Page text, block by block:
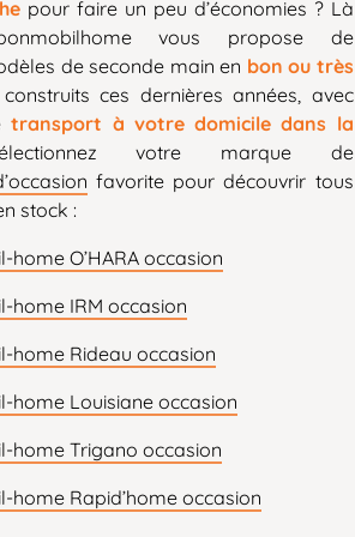
pour faire un peu d’économies ? Là
vous propose de
de seconde main en bon ou très
ces dernières années, avec
transport à votre domicile dans la
votre marque de
favorite pour découvrir tous
stock :
home O’HARA occasion
home IRM occasion
home Rideau occasion
home Louisiane occasion
home Trigano occasion
home Rapid’home occasion